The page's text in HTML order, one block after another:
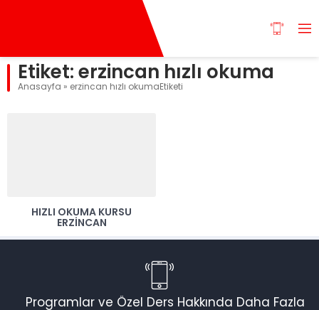
Etiket: erzincan hızlı okuma
Anasayfa » erzincan hızlı okumaEtiketi
HIZLI OKUMA KURSU
ERZİNCAN
Programlar ve Özel Ders Hakkında Daha Fazla